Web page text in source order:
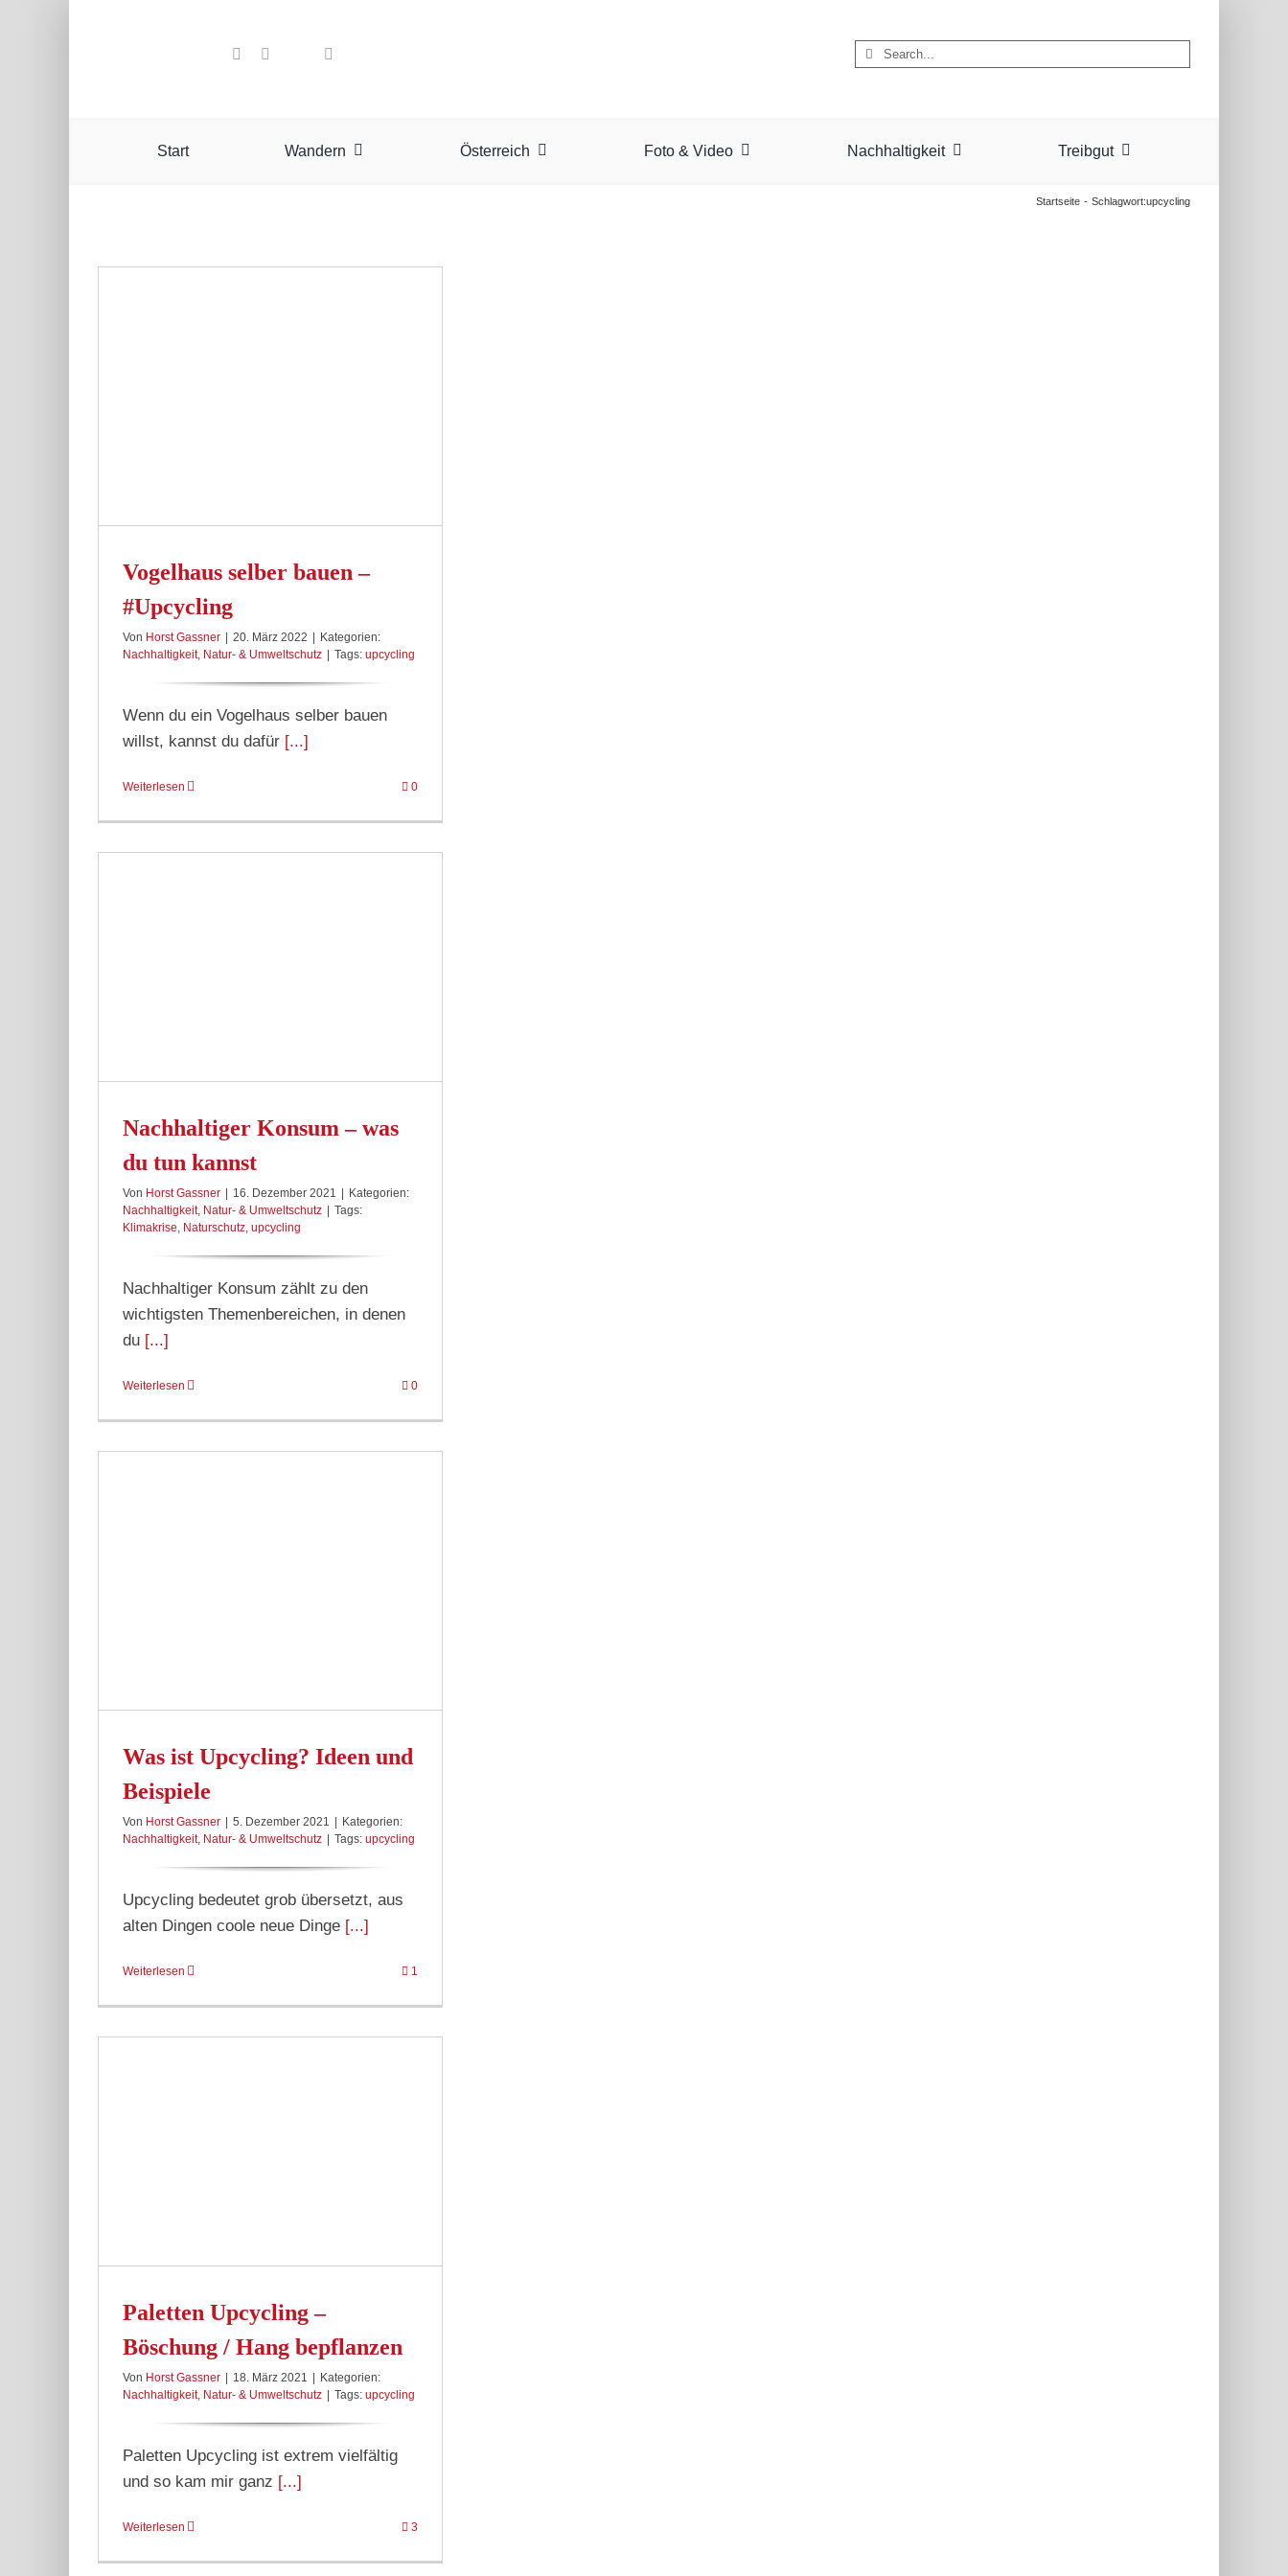
Suche
Start Wandern Österreich Foto & Video Nachhaltigkeit Treibgut
Startseite Schlagwort:upcycling
Vogelhaus selber bauen –
#Upcycling
Von Horst Gassner | 20. März 2022 | Kategorien:
Nachhaltigkeit, Natur- & Umweltschutz | Tags: upcycling
Wenn du ein Vogelhaus selber bauen
willst, kannst du dafür [...]
Weiterlesen 0
Nachhaltiger Konsum – was
du tun kannst
Von Horst Gassner 16. Dezember 2021
Kategorien:
Nachhaltigkeit, Natur- & Umweltschutz
Tags:
Klimakrise, Naturschutz, upcycling
Nachhaltiger Konsum zählt zu den
wichtigsten Themenbereichen, in denen
du [...]
Weiterlesen 0
Was ist Upcycling? Ideen und
Beispiele
Von Horst Gassner | 5. Dezember 2021 | Kategorien:
Nachhaltigkeit, Natur- & Umweltschutz | Tags: upcycling
Upcycling bedeutet grob übersetzt, aus
alten Dingen coole neue Dinge [...]
Weiterlesen 1
Paletten Upcycling –
Böschung / Hang bepflanzen
Von Horst Gassner 18. März 2021
Kategorien:
Nachhaltigkeit, Natur- & Umweltschutz Tags: upcycling
Paletten Upcycling ist extrem vielfältig
und so kam mir ganz [...]
Weiterlesen 3